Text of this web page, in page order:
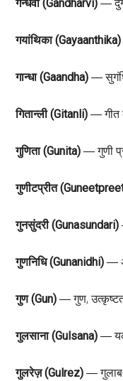
गन्धर्वी (Gandharvi) ―
गयांथिका (Gayaanthika)
गान्धा (Gaandha) ―
गितान्ली (Gitanli) ― गीत
गुणिता (Gunita) ― गुणी
गुणीटप्रीत
गुनसुंदरी (Gunasundari)
गुणनिधि (Gunanidhi) ―
गुण (Gun) ― गुण,
गुलसाना (Gulsana) ―
गुलरेज़ (Gulrez) ― गुलाब-